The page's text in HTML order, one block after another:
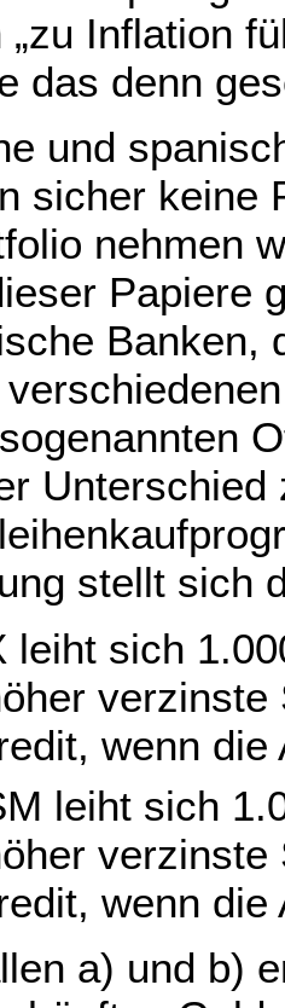
„zu Inflation
das denn
und
sicher keine
nehmen
Papiere
Banken,
stellt sich
leiht sich
wenn die
leiht sich
wenn die
a) und b)